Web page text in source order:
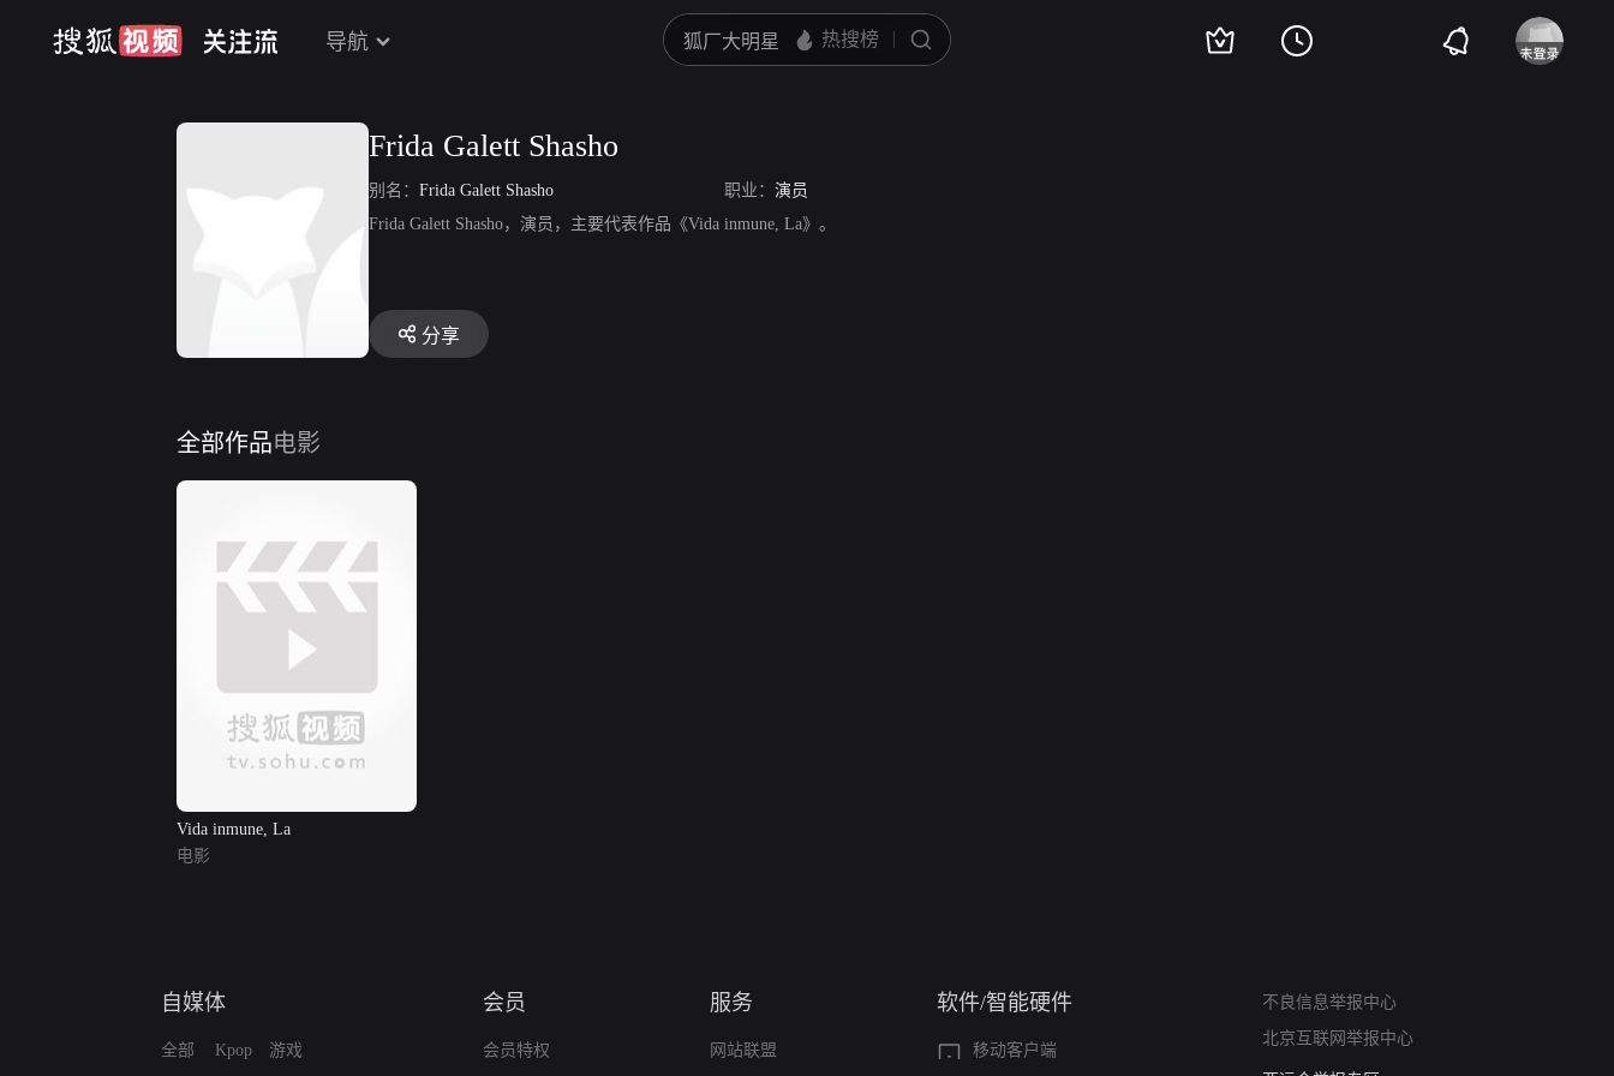
导航
Frida Galett Shasho
别名： Frida Galett Shasho 职业： 演员
Frida Galett Shasho，演员，主要代表作品《Vida inmune, La》。
分享
全部作品电影
Vida inmune, La
电影
自媒体
全部 Kpop 游戏
会员
会员特权
服务
网站联盟
软件/智能硬件
移动客户端
不良信息举报中心
北京互联网举报中心
算法推荐专项举报